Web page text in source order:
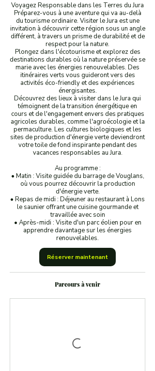
Voyagez Responsable dans les Terres du Jura
Préparez-vous à une aventure qui va au-delà
du tourisme ordinaire. Visiter le Jura est une
invitation à découvrir cette région sous un angle
différent, à travers un prisme de durabilité et de
respect pour la nature.
Plongez dans l'écotourisme et explorez des
destinations durables où la nature préservée se
marie avec les énergies renouvelables. Des
itinéraires verts vous guideront vers des
activités éco-friendly et des expériences
énergisantes.
Découvrez des lieux à visiter dans le Jura qui
témoignent de la transition énergétique en
cours et de l'engagement envers des pratiques
agricoles durables, comme l'agroécologie et la
permaculture. Les cultures biologiques et les
sites de production d'énergie verte deviendront
votre toile de fond inspirante pendant des
vacances responsables au Jura.
Au programme :
• Matin : Visite guidée du barrage de Vouglans,
où vous pourrez découvrir la production
d'énergie verte.
• Repas de midi : Déjeuner au restaurant à Lons
le saunier offrant une cuisine gourmande et
travaillée avec soin
• Après-midi : Visite d'un parc éolien pour en
apprendre davantage sur les énergies
Réserver maintenant
Parcours à venir